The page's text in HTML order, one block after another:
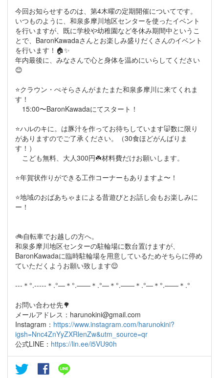
今回お知らせするのは、第4木曜の定期開催についてです。
いつものように、和泉多摩川地区センターを使ったイベント
を行いますが、既に学校や幼稚園など冬休み期間中というこ
とで、BaronKawadaさんとお楽しみ盛りだくさんのイベント
を行います！🏠✨
年内最後に、みなさんで心と身体を温めにいらしてください
😊
⭐クラウン・ぺそらさんがまたまた和泉多摩川に来てくれま
す！
15:00〜BaronKawadaにてスタート！
⭐ハルのキに。は豚汁を作ってお待ちしています🐷数に限り
がありますのでご了承ください。（30食ほどがんばりま
す！）
こども無料、大人300円☘️材料費だけお願いします。
⭐年賀状作りができる工作コーナーもありますよ〜！
⭐地域のおばあちゃまによる昔遊びとお話し会もお楽しみに
ー！
🚲自転車でお越しの方へ。
和泉多摩川地区センターの駐輪場に数台置けますが、
BaronKawadaに臨時駐輪場を用意しているためそちらに停め
ていただくようお願い致します😌
---＊°.-----＊.°—＊°.——＊.°—＊°.——＊.°—＊°.——＊.°
お問い合わせ先🌳
メールアドレス：harunokini@gmail.com
Instagram： https://www.instagram.com/harunokini?
igsh=Nnc4ZnYyZXRlenZw&utm_source=qr
公式LINE： https://lin.ee/i5VU90h